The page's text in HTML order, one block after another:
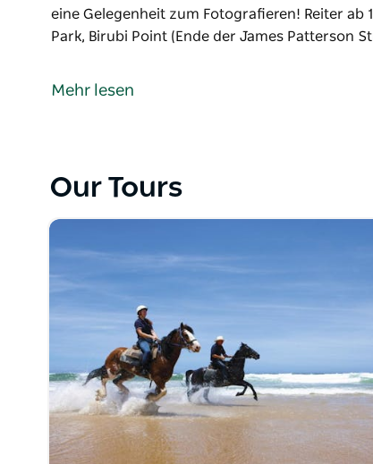
eine Gelegenheit zum Fotografieren! Reiter ab
Park, Birubi Point (Ende der James Patterson
und reiten Sie entlang des Wassers mit hoch
Mehr lesen
Our Tours